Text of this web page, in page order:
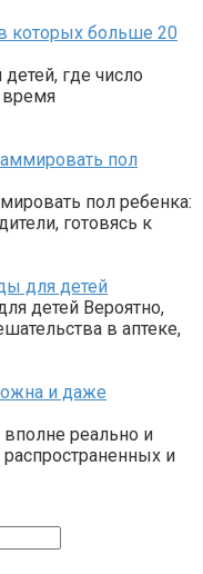
которых больше 20
где число
время
пол
пол ребенка:
готовясь к
для детей
детей Вероятно,
в аптеке,
и даже
реально и
и